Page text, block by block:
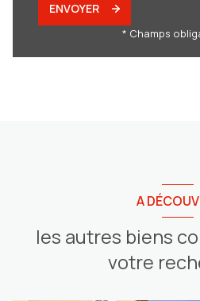
ENVOYER
* Champs
A
les autres biens
votre